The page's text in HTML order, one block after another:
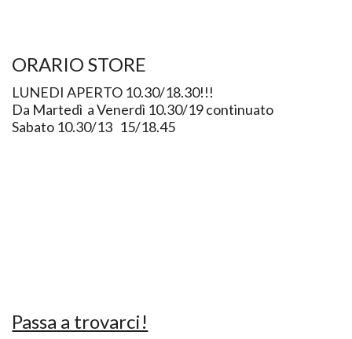
ORARIO STORE
LUNEDI APERTO 10.30/18.30!!!
Da Martedì a Venerdì 10.30/19 continuato
Sabato 10.30/13 15/18.45
Passa a trovarci!